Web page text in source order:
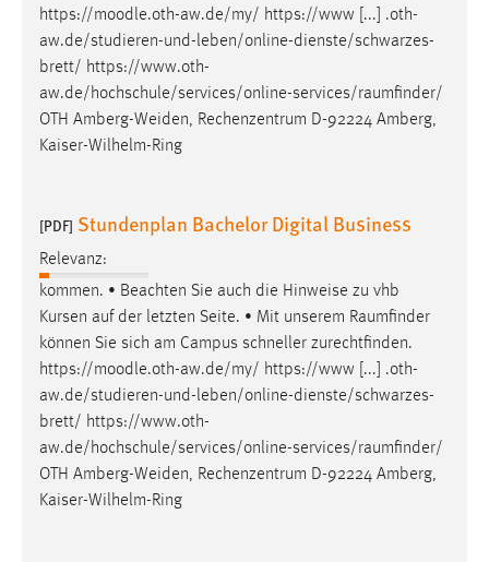
https://moodle.oth-aw.de/my/ https://www [...] .oth-
aw.de/studieren-und-leben/online-dienste/schwarzes-
brett/ https://www.oth-
aw.de/hochschule/services/online-services/raumfinder/
OTH Amberg-Weiden, Rechenzentrum D-92224 Amberg,
Kaiser-Wilhelm-Ring
[PDF] Stundenplan Bachelor Digital Business
Relevanz:
kommen. • Beachten Sie auch die Hinweise zu vhb
Kursen auf der letzten Seite. • Mit unserem Raumfinder
können Sie sich am Campus schneller zurechtfinden.
https://moodle.oth-aw.de/my/ https://www [...] .oth-
aw.de/studieren-und-leben/online-dienste/schwarzes-
brett/ https://www.oth-
aw.de/hochschule/services/online-services/raumfinder/
OTH Amberg-Weiden, Rechenzentrum D-92224 Amberg,
Kaiser-Wilhelm-Ring